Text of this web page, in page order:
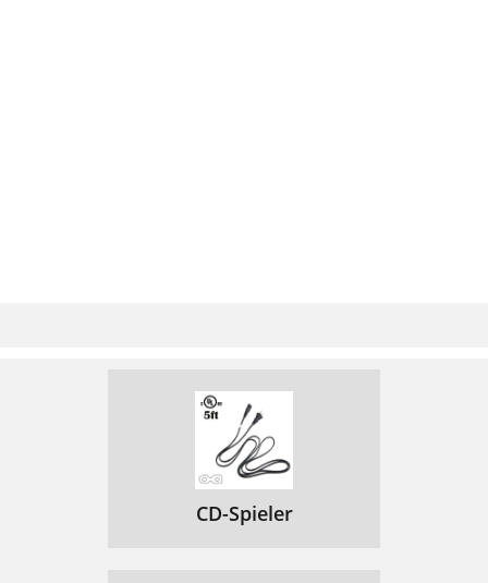
CD-Spieler